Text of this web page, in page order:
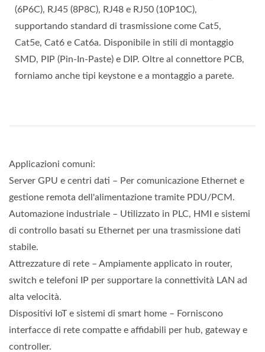
(6P6C), RJ45 (8P8C), RJ48 e RJ50 (10P10C),
supportando standard di trasmissione come Cat5,
Cat5e, Cat6 e Cat6a. Disponibile in stili di montaggio
SMD, PIP (Pin-In-Paste) e DIP. Oltre al connettore PCB,
forniamo anche tipi keystone e a montaggio a parete.
Applicazioni comuni:
Server GPU e centri dati – Per comunicazione Ethernet e
gestione remota dell'alimentazione tramite PDU/PCM.
Automazione industriale – Utilizzato in PLC, HMI e sistemi
di controllo basati su Ethernet per una trasmissione dati
stabile.
Attrezzature di rete – Ampiamente applicato in router,
switch e telefoni IP per supportare la connettività LAN ad
alta velocità.
Dispositivi IoT e sistemi di smart home – Forniscono
interfacce di rete compatte e affidabili per hub, gateway e
controller.